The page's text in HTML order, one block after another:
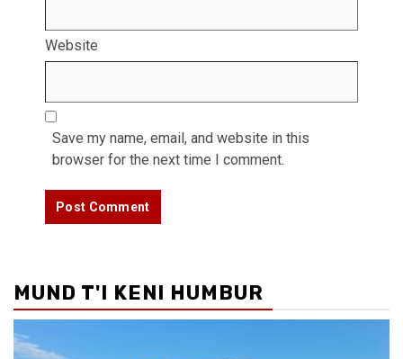
Website
Save my name, email, and website in this
browser for the next time I comment.
MUND T'I KENI HUMBUR